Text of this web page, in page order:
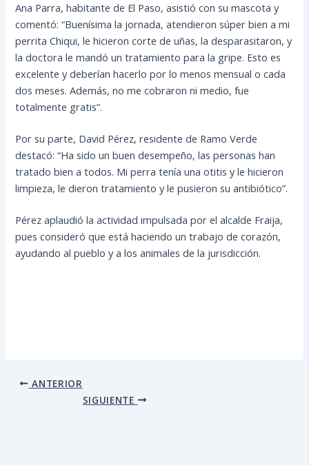
Ana Parra, habitante de El Paso, asistió con su mascota y
comentó: “Buenísima la jornada, atendieron súper bien a mi
perrita Chiqui, le hicieron corte de uñas, la desparasitaron, y
la doctora le mandó un tratamiento para la gripe. Esto es
excelente y deberían hacerlo por lo menos mensual o cada
dos meses. Además, no me cobraron ni medio, fue
totalmente gratis”.
Por su parte, David Pérez, residente de Ramo Verde
destacó: “Ha sido un buen desempeño, las personas han
tratado bien a todos. Mi perra tenía una otitis y le hicieron
limpieza, le dieron tratamiento y le pusieron su antibiótico”.
Pérez aplaudió la actividad impulsada por el alcalde Fraija,
pues consideró que está haciendo un trabajo de corazón,
ayudando al pueblo y a los animales de la jurisdicción.
ANTERIOR
SIGUIENTE